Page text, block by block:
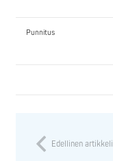
Punnitus
Edellinen artikkeli